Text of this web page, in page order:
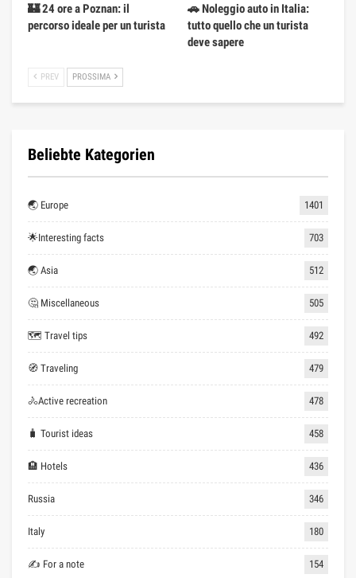
🏰 24 ore a Poznan: il
percorso ideale per un turista
🚗 Noleggio auto in Italia:
tutto quello che un turista
deve sapere
PREV PROSSIMA
Beliebte Kategorien
🌏 Europe 1401
🌟Interesting facts 703
🌏 Asia 512
🤔 Miscellaneous 505
🗺 Travel tips 492
🧭 Traveling 479
🚴Active recreation 478
🧳 Tourist ideas 458
🏨 Hotels 436
Russia 346
Italy 180
✍ For a note 154